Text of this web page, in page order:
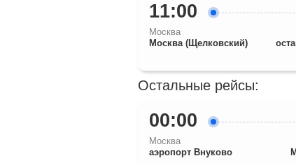
11:00
Москва
Москва (Щелковский)
Остальные рейсы:
00:00
Москва
аэропорт Внуково